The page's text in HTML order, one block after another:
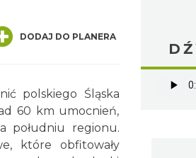
DODAJ DO PLANERA
polskiego Śląska
60 km umocnień,
południu regionu.
które obfitowały